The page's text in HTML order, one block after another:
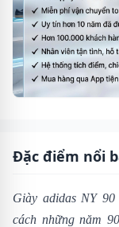
Đặc điểm nổi
Giày adidas NY 90
cách những năm